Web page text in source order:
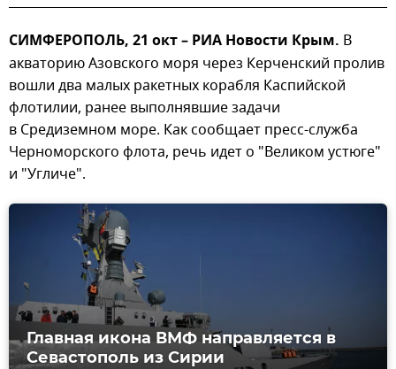
СИМФЕРОПОЛЬ, 21 окт – РИА Новости Крым. В
акваторию Азовского моря через Керченский пролив
вошли два малых ракетных корабля Каспийской
флотилии, ранее выполнявшие задачи
в Средиземном море. Как сообщает пресс-служба
Черноморского флота, речь идет о "Великом устюге"
и "Угличе".
Главная икона ВМФ направляется в
Севастополь из Сирии